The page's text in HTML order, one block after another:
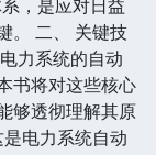
，是应对日益
。 二、 关键技
力系统的自动
书将对这些核心
够透彻理解其原
电力系统自动